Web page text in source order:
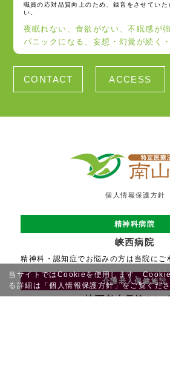
当サイトではCookieを使用します。
る詳細は「個人情報保護方針」をご覧くださ
職員の応対品質向上のため、録音をさせていた
い。
夜眠れない、食欲がない、不眠感が
パニックになる、妄想・幻覚が続く
CONTACT ACCESS
個人情報保護方針
精神科病院
峡西病院
精神科・認知症でお悩みの方は当院にご
介護老人保健施設
峡西老人保健セン